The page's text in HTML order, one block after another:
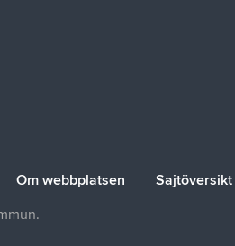
Om webbplatsen Sajtöversikt